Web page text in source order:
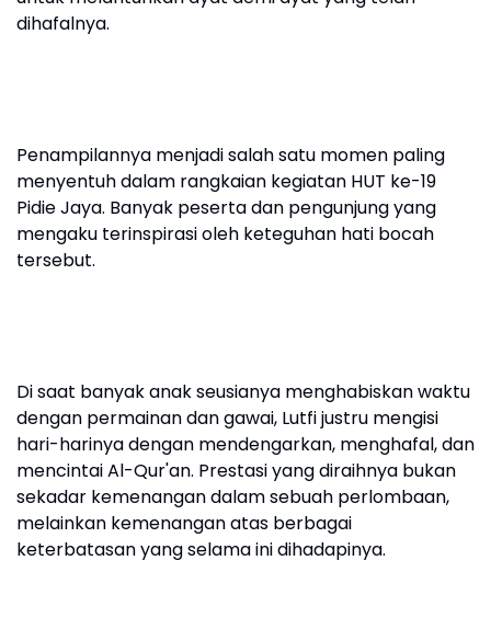
dihafalnya.
Penampilannya menjadi salah satu momen paling
menyentuh dalam rangkaian kegiatan HUT ke-19
Pidie Jaya. Banyak peserta dan pengunjung yang
mengaku terinspirasi oleh keteguhan hati bocah
tersebut.
Di saat banyak anak seusianya menghabiskan waktu
dengan permainan dan gawai, Lutfi justru mengisi
hari-harinya dengan mendengarkan, menghafal, dan
mencintai Al-Qur'an. Prestasi yang diraihnya bukan
sekadar kemenangan dalam sebuah perlombaan,
melainkan kemenangan atas berbagai
keterbatasan yang selama ini dihadapinya.